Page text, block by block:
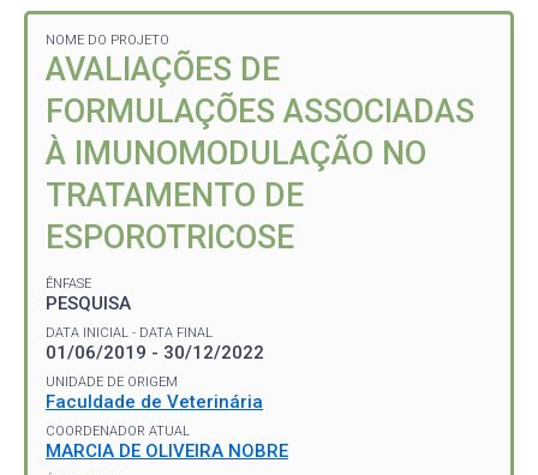
NOME DO PROJETO
AVALIAÇÕES DE
FORMULAÇÕES ASSOCIADAS
À IMUNOMODULAÇÃO NO
TRATAMENTO DE
ESPOROTRICOSE
ÊNFASE
PESQUISA
DATA INICIAL - DATA FINAL
01/06/2019 - 30/12/2022
UNIDADE DE ORIGEM
Faculdade de Veterinária
COORDENADOR ATUAL
MARCIA DE OLIVEIRA NOBRE